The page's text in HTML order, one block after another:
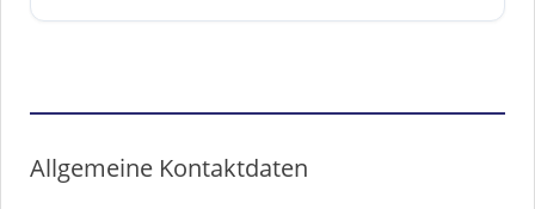
Allgemeine Kontaktdaten